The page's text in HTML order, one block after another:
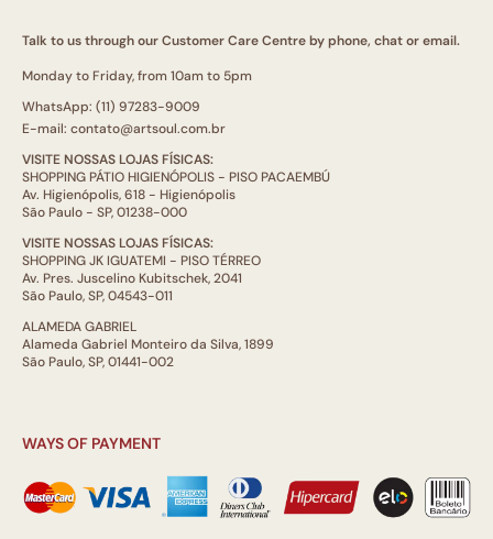
Talk to us through our Customer Care Centre by phone, chat or email.
Monday to Friday, from 10am to 5pm
WhatsApp: (11) 97283-9009
E-mail: contato@artsoul.com.br
VISITE NOSSAS LOJAS FÍSICAS:
SHOPPING PÁTIO HIGIENÓPOLIS - PISO PACAEMBÚ
Av. Higienópolis, 618 - Higienópolis
São Paulo - SP, 01238-000
VISITE NOSSAS LOJAS FÍSICAS:
SHOPPING JK IGUATEMI - PISO TÉRREO
Av. Pres. Juscelino Kubitschek, 2041
São Paulo, SP, 04543-011
ALAMEDA GABRIEL
Alameda Gabriel Monteiro da Silva, 1899
São Paulo, SP, 01441-002
WAYS OF PAYMENT